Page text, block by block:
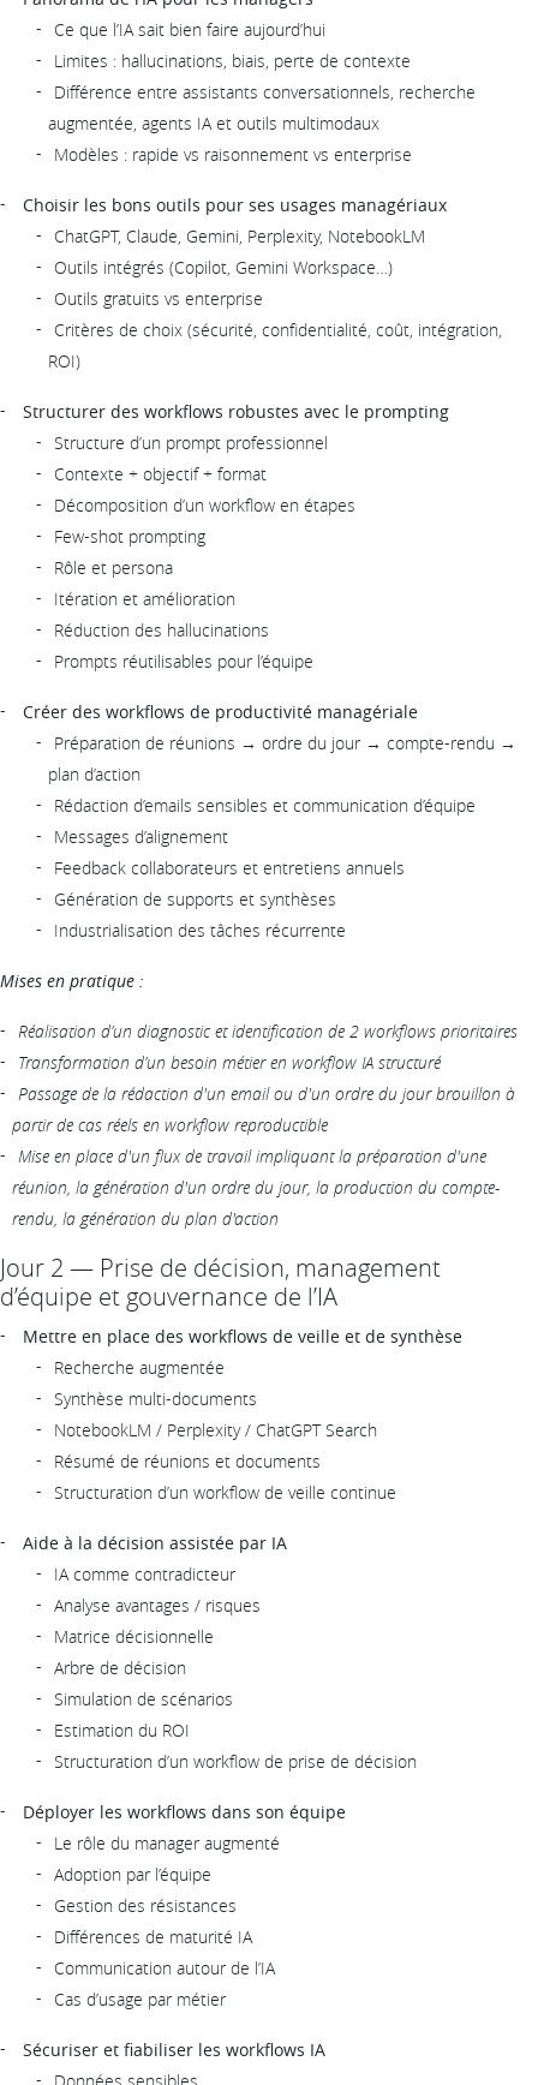
Ce que l’IA sait bien faire aujourd’hui
Limites : hallucinations, biais, perte de contexte
Différence entre assistants conversationnels, recherche
augmentée, agents IA et outils multimodaux
Modèles : rapide vs raisonnement vs enterprise
Choisir les bons outils pour ses usages managériaux
ChatGPT, Claude, Gemini, Perplexity, NotebookLM
Outils intégrés (Copilot, Gemini Workspace…)
Outils gratuits vs enterprise
Critères de choix (sécurité, confidentialité, coût, intégration,
ROI)
Structurer des workflows robustes avec le prompting
Structure d’un prompt professionnel
Contexte + objectif + format
Décomposition d’un workflow en étapes
Few-shot prompting
Rôle et persona
Itération et amélioration
Réduction des hallucinations
Prompts réutilisables pour l’équipe
Créer des workflows de productivité managériale
Préparation de réunions → ordre du jour → compte-rendu →
plan d’action
Rédaction d’emails sensibles et communication d’équipe
Messages d’alignement
Feedback collaborateurs et entretiens annuels
Génération de supports et synthèses
Industrialisation des tâches récurrente
Mises en pratique :
Réalisation d’un diagnostic et identification de 2 workflows prioritaires
Transformation d’un besoin métier en workflow IA structuré
Passage de la rédaction d'un email ou d'un ordre du jour brouillon à
partir de cas réels en workflow reproductible
Mise en place d'un flux de travail impliquant la préparation d'une
réunion, la génération d'un ordre du jour, la production du compte-
rendu, la génération du plan d'action
Jour 2 — Prise de décision, management
d’équipe et gouvernance de l’IA
Mettre en place des workflows de veille et de synthèse
Recherche augmentée
Synthèse multi-documents
NotebookLM / Perplexity / ChatGPT Search
Résumé de réunions et documents
Structuration d’un workflow de veille continue
Aide à la décision assistée par IA
IA comme contradicteur
Analyse avantages / risques
Matrice décisionnelle
Arbre de décision
Simulation de scénarios
Estimation du ROI
Structuration d’un workflow de prise de décision
Déployer les workflows dans son équipe
Le rôle du manager augmenté
Adoption par l’équipe
Gestion des résistances
Différences de maturité IA
Communication autour de l’IA
Cas d’usage par métier
Sécuriser et fiabiliser les workflows IA